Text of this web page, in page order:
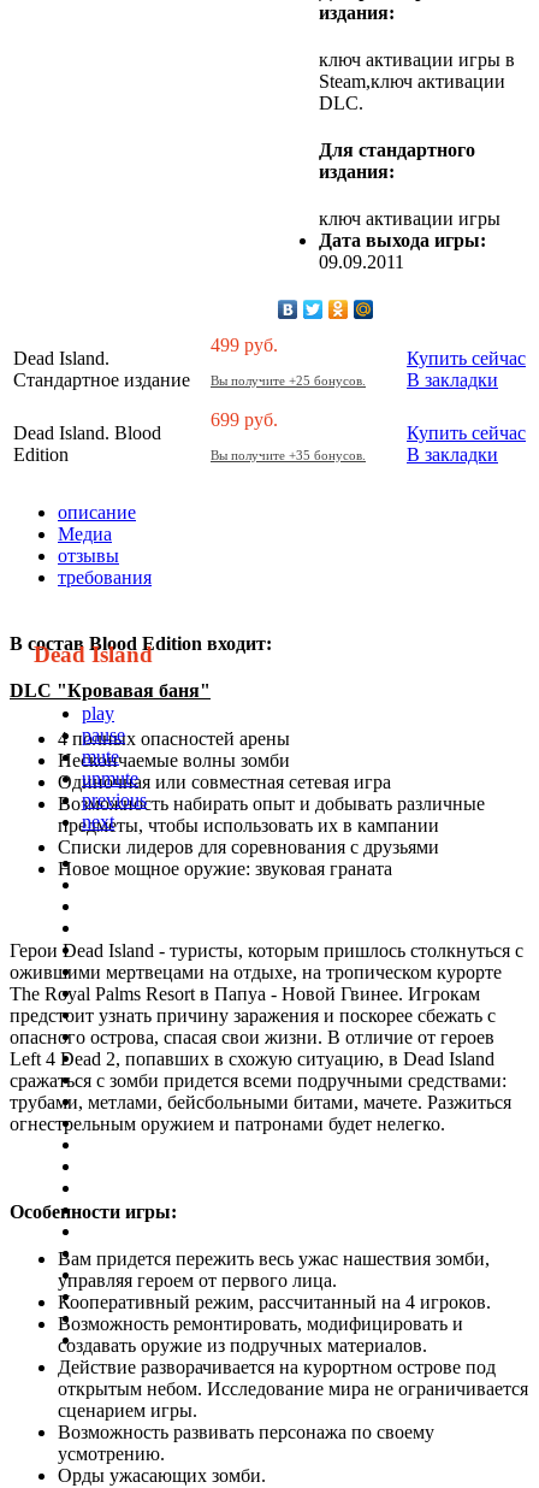
издания:
ключ активации игры в
Steam,ключ активации
DLC.
Для стандартного
издания:
ключ активации игры
Дата выхода игры:
09.09.2011
Dead Island.
Стандартное издание
499 руб.
Вы получите +25 бонусов.
Купить сейчас
В закладки
Dead Island. Blood
Edition
699 руб.
Вы получите +35 бонусов.
Купить сейчас
В закладки
описание
Медиа
отзывы
требования
В состав Blood Edition входит:
DLC "Кровавая баня"
4 полных опасностей арены
Нескончаемые волны зомби
Одиночная или совместная сетевая игра
Возможность набирать опыт и добывать различные
предметы, чтобы использовать их в кампании
Списки лидеров для соревнования с друзьями
Новое мощное оружие: звуковая граната
Герои Dead Island - туристы, которым пришлось столкнуться с
ожившими мертвецами на отдыхе, на тропическом курорте
The Royal Palms Resort в Папуа - Новой Гвинее. Игрокам
предстоит узнать причину заражения и поскорее сбежать с
опасного острова, спасая свои жизни. В отличие от героев
Left 4 Dead 2, попавших в схожую ситуацию, в Dead Island
сражаться с зомби придется всеми подручными средствами:
трубами, метлами, бейсбольными битами, мачете. Разжиться
огнестрельным оружием и патронами будет нелегко.
Особенности игры:
Вам придется пережить весь ужас нашествия зомби,
управляя героем от первого лица.
Кооперативный режим, рассчитанный на 4 игроков.
Возможность ремонтировать, модифицировать и
создавать оружие из подручных материалов.
Действие разворачивается на курортном острове под
открытым небом. Исследование мира не ограничивается
сценарием игры.
Возможность развивать персонажа по своему
усмотрению.
Орды ужасающих зомби.
Dead Island
play
pause
mute
unmute
previous
next